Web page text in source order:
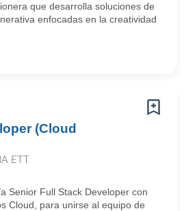
que desarrolla soluciones de
enfocadas en la creatividad
(Cloud
ETT
Senior Full Stack Developer con
Cloud, para unirse al equipo de